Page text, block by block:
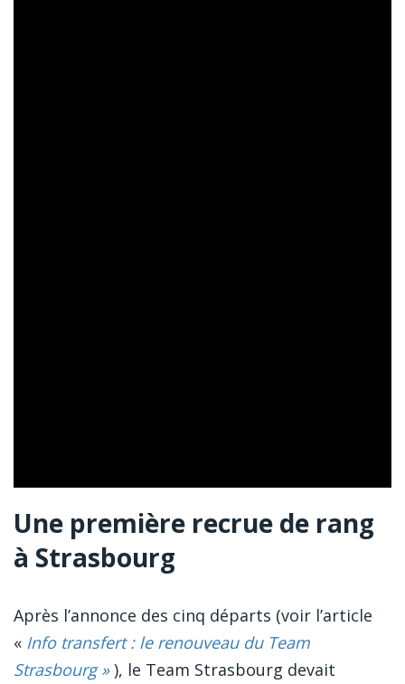
Une première recrue de rang
à Strasbourg
Après l’annonce des cinq départs (voir l’article
« Info transfert : le renouveau du Team
Strasbourg »), le Team Strasbourg devait